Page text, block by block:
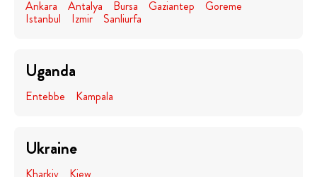
Ankara Antalya Bursa Gaziantep Goreme
Istanbul Izmir Sanliurfa
Uganda
Entebbe Kampala
Ukraine